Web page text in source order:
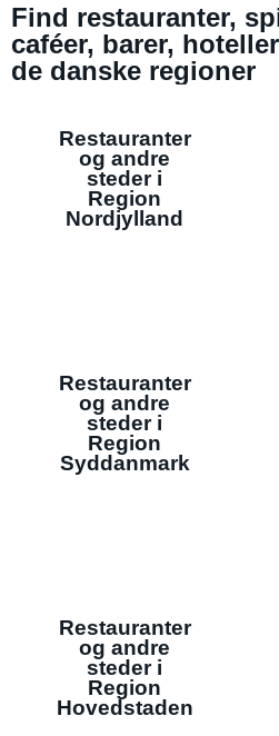
Find restauranter,
caféer, barer,
de danske regioner
Restauranter
og andre
steder i
Region
Nordjylland
Restauranter
og andre
steder i
Region
Syddanmark
Restauranter
og andre
steder i
Region
Hovedstaden